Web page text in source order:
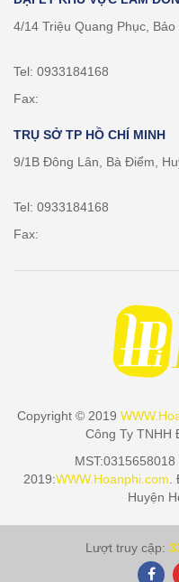
4/14 Triệu Quang Phục,
Tel: 0933184168
Fax:
TRỤ SỞ TP HỒ CHÍ MINH
9/1B Đông Lân, Bà Điểm,
Tel: 0933184168
Fax:
Copyright © 2019
Công Ty TNHH
2019:WWW.Hoanphi.com
Huyện
Lượt truy cập: